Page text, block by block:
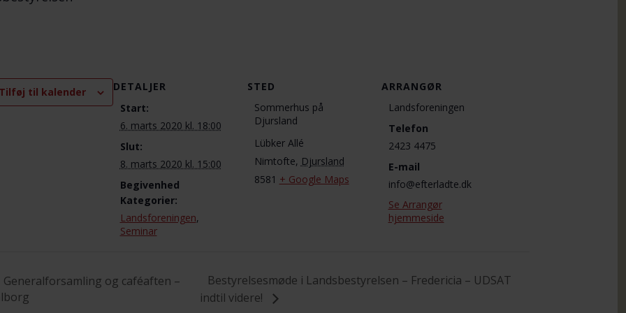
til kalender
DETALJER
Start:
6. marts 2020 kl. 18:00
Slut:
8. marts 2020 kl. 15:00
Begivenhed
Kategorier:
Landsforeningen,
Seminar
STED
Sommerhus på
Djursland
Lübker Allé
Nimtofte, Djursland
8581 + Google Maps
ARRANGØR
Landsforeningen
Telefon
2423 4475
E-mail
info@efterladte.dk
Se Arrangør
hjemmeside
Generalforsamling og caféaften –
Bestyrelsesmøde i Landsbestyrelsen – Fredericia – UDSAT
indtil videre!